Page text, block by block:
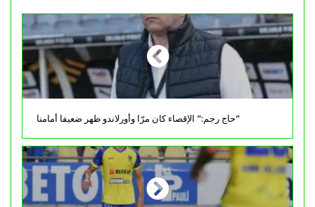
حاج رجم:” الإقصاء كان مرّا وأورلاندو ظهر ضعيفا أمامنا”